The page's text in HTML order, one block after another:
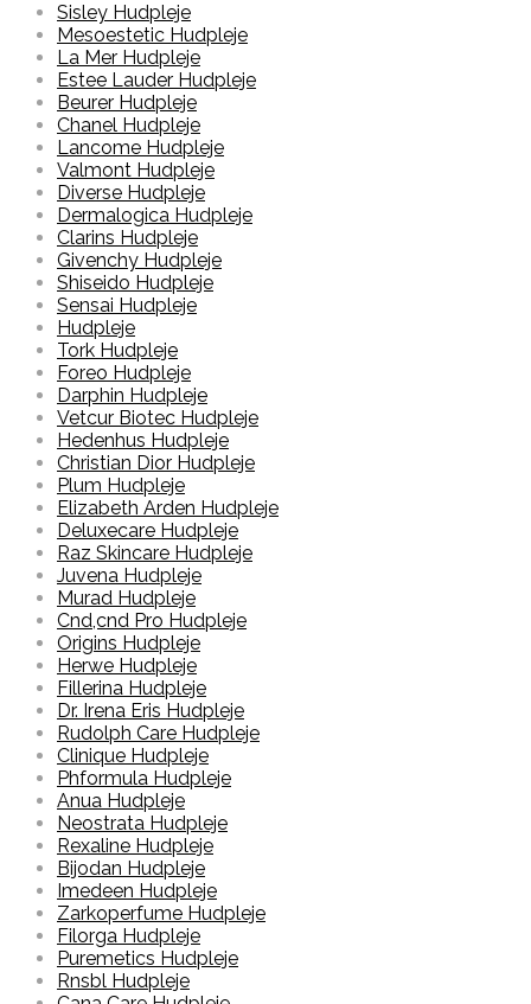
Sisley Hudpleje
Mesoestetic Hudpleje
La Mer Hudpleje
Estee Lauder Hudpleje
Beurer Hudpleje
Chanel Hudpleje
Lancome Hudpleje
Valmont Hudpleje
Diverse Hudpleje
Dermalogica Hudpleje
Clarins Hudpleje
Givenchy Hudpleje
Shiseido Hudpleje
Sensai Hudpleje
Hudpleje
Tork Hudpleje
Foreo Hudpleje
Darphin Hudpleje
Vetcur Biotec Hudpleje
Hedenhus Hudpleje
Christian Dior Hudpleje
Plum Hudpleje
Elizabeth Arden Hudpleje
Deluxecare Hudpleje
Raz Skincare Hudpleje
Juvena Hudpleje
Murad Hudpleje
Cnd,cnd Pro Hudpleje
Origins Hudpleje
Herwe Hudpleje
Fillerina Hudpleje
Dr. Irena Eris Hudpleje
Rudolph Care Hudpleje
Clinique Hudpleje
Phformula Hudpleje
Anua Hudpleje
Neostrata Hudpleje
Rexaline Hudpleje
Bijodan Hudpleje
Imedeen Hudpleje
Zarkoperfume Hudpleje
Filorga Hudpleje
Puremetics Hudpleje
Rnsbl Hudpleje